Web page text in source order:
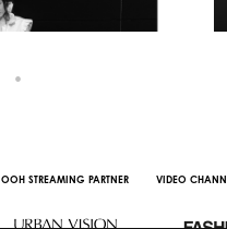
OOH STREAMING PARTNER VIDEO